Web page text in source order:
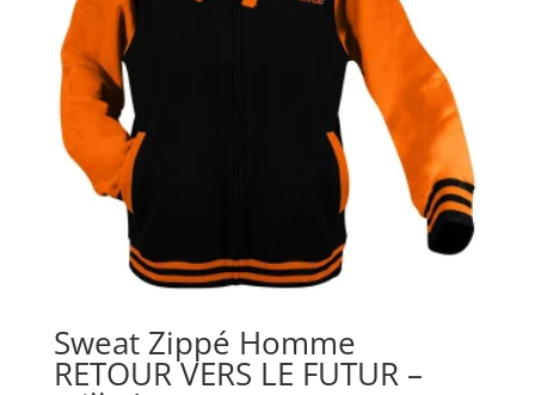
Sweat Zippé Homme
RETOUR VERS LE FUTUR –